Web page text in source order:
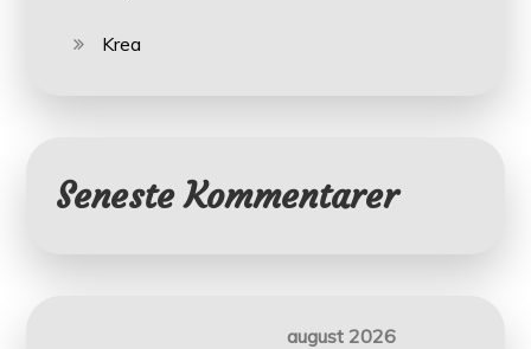
Krea
Seneste Kommentarer
august 2026